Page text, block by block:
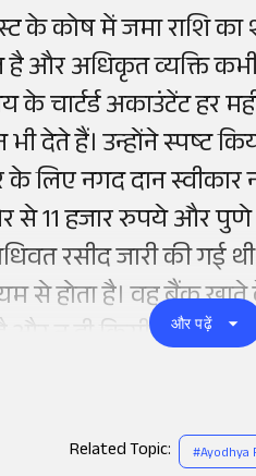
के कोष में जमा
और अधिकृत व्यक्ति
के चार्टर्ड अकाउंटेंट
देते हैं। उन्होंने स्पष्ट
लिए नगद दान
से 11 हजार रुपये और
रसीद जारी की गई
से होता है। वह बैंक खाते
न ही किसी प्रकार का
और पढ़ें
Related Topic: #Ayodhya